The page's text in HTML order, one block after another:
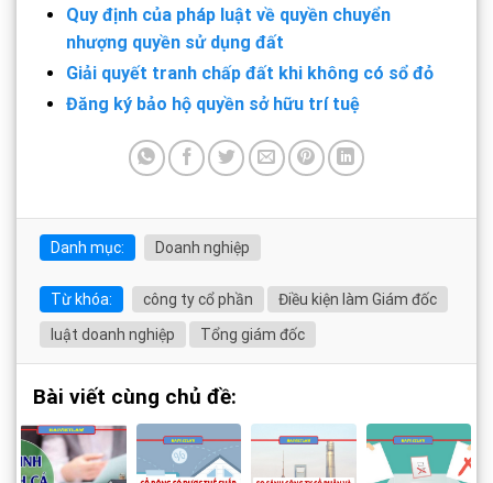
Quy định của pháp luật về quyền chuyển
nhượng quyền sử dụng đất
Giải quyết tranh chấp đất khi không có sổ đỏ
Đăng ký bảo hộ quyền sở hữu trí tuệ
Danh mục: Doanh nghiệp
Từ khóa: công ty cổ phần
Điều kiện làm Giám đốc
luật doanh nghiệp
Tổng giám đốc
Bài viết cùng chủ đề: